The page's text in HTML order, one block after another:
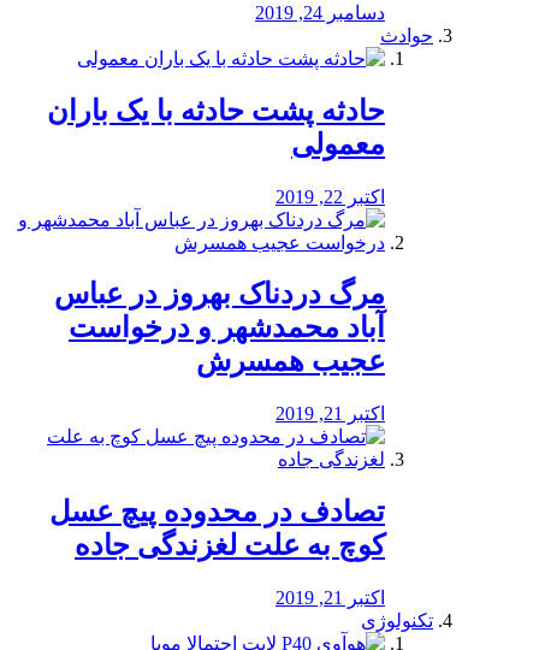
دسامبر 24, 2019
حوادث
️حادثه پشت حادثه با یک باران
معمولی
اکتبر 22, 2019
مرگ دردناک بهروز در عباس
آباد محمدشهر و درخواست
عجیب همسرش
اکتبر 21, 2019
تصادف در محدوده پیچ عسل
کوچ به علت لغزندگی جاده
اکتبر 21, 2019
تکنولوژی